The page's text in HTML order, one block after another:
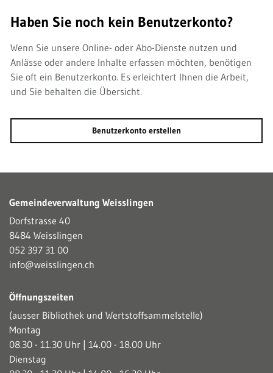
Haben Sie noch kein Benutzerkonto?
Wenn Sie unsere Online- oder Abo-Dienste nutzen und
Anlässe oder andere Inhalte erfassen möchten, benötigen
Sie oft ein Benutzerkonto. Es erleichtert Ihnen die Arbeit,
und Sie behalten die Übersicht.
Benutzerkonto erstellen
Gemeindeverwaltung Weisslingen
Dorfstrasse 40
8484 Weisslingen
052 397 31 00
info@weisslingen.ch
Öffnungszeiten
(ausser Bibliothek und Wertstoffsammelstelle)
Montag
08.30 - 11.30 Uhr | 14.00 - 18.00 Uhr
Dienstag